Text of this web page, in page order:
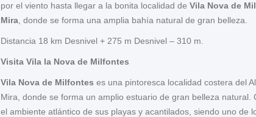
por el viento hasta llegar a la bonita localidad de Vila Nova de
Mira , donde se forma una amplia bahía natural de gran belleza.
Distancia 18 km Desnivel + 275 m Desnivel – 310 m.
Visita Vila la Nova de Milfontes
Vila Nova de Milfontes es una pintoresca localidad costera del
Mira, donde se forma un amplio estuario de gran belleza
el ambiente atlántico de sus playas y acantilados, siendo uno de